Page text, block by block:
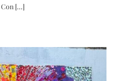
Con [...]